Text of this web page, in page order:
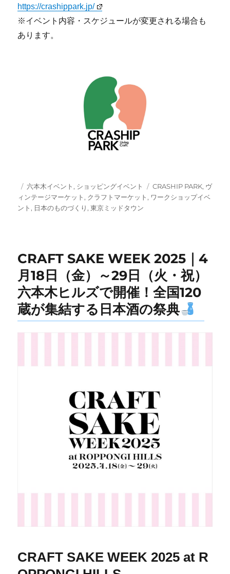
https://crashippark.jp/
※イベント内容・スケジュールが変更される場合も
あります。
投
稿
日:
カ
テ
ゴ
六本木イベント , ショッピングイベント
タ
グ
CRASHIP PARK, ヴ
ィンテージマーケット , クラフトマーケット , ワークショップイベ
ント , 日本のものづくり ,東京ミッドタウン
CRAFT SAKE WEEK 2025｜4
月18日（金）～29日（火・祝）
六本木ヒルズで開催！全国120
蔵が集結する日本酒の祭典
CRAFT SAKE WEEK 2025 at R